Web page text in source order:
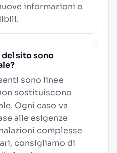
informazioni o
sito sono
sono linee
sostituiscono
Ogni caso va
alle esigenze
complesse
consigliamo di